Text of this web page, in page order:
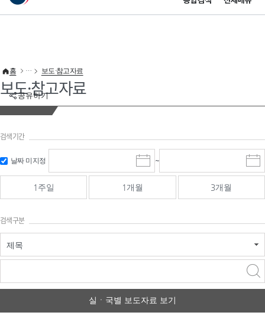
이 누리집은 대한민국 공식 전자정부 누리집입니다.
공유하기
홈 보도·참고자료
보도·참고자료
검색기간
날짜 미지정
시
작
일
선
~
종
료
선
1주일 1개월 3개월
검색구분
제목
실ㆍ국별 보도자료 보기